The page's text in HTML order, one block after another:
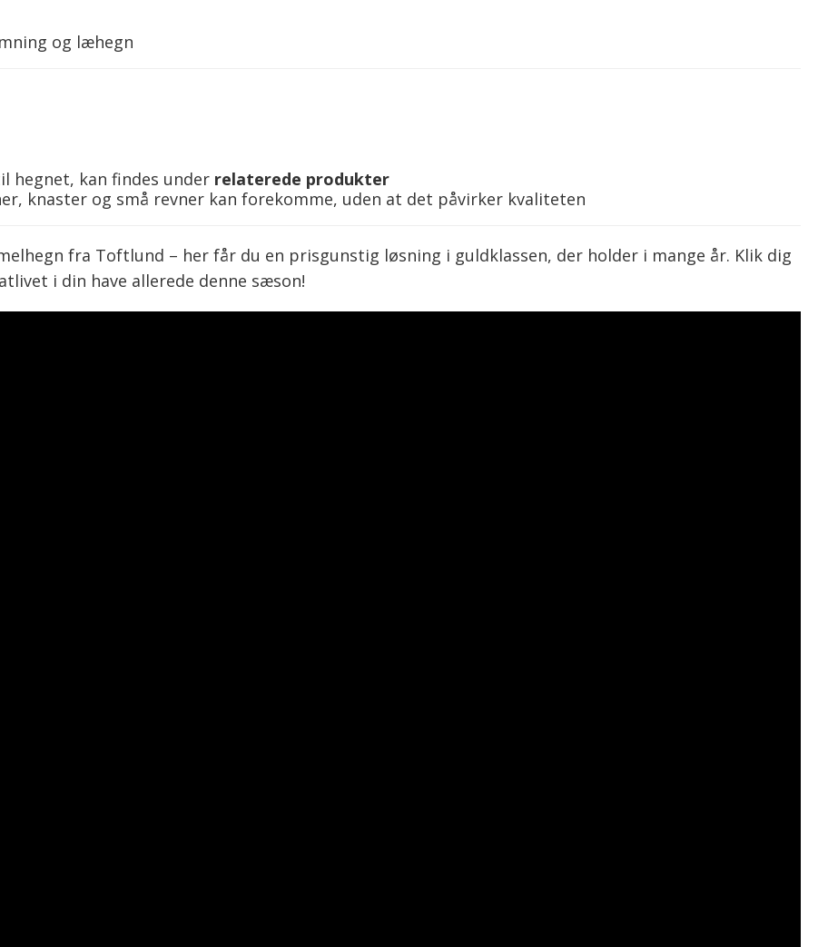
og læhegn
hegnet, kan findes under relaterede produkter
knaster og små revner kan forekomme, uden at det påvirker kvaliteten
fra Toftlund – her får du en prisgunstig løsning i guldklassen, der holder i mange år. Klik dig
i din have allerede denne sæson!